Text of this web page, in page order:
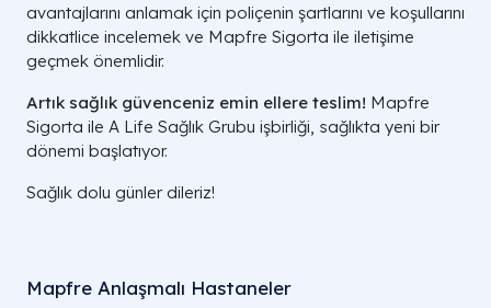
avantajlarını anlamak için poliçenin şartlarını ve koşullarını
dikkatlice incelemek ve Mapfre Sigorta ile iletişime
geçmek önemlidir.
Artık sağlık güvenceniz emin ellere teslim! Mapfre
Sigorta ile A Life Sağlık Grubu işbirliği, sağlıkta yeni bir
dönemi başlatıyor.
Sağlık dolu günler dileriz!
Mapfre Anlaşmalı Hastaneler